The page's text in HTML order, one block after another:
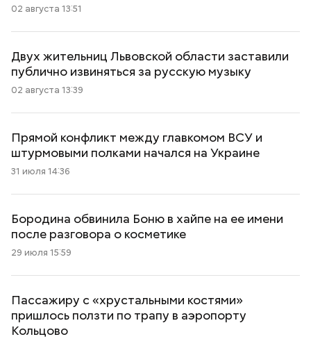
02 августа 13:51
Двух жительниц Львовской области заставили
публично извиняться за русскую музыку
02 августа 13:39
Прямой конфликт между главкомом ВСУ и
штурмовыми полками начался на Украине
31 июля 14:36
Бородина обвинила Боню в хайпе на ее имени
после разговора о косметике
29 июля 15:59
Пассажиру с «хрустальными костями»
пришлось ползти по трапу в аэропорту
Кольцово